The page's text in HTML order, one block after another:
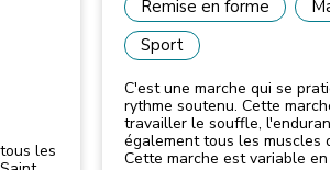
Remise en forme
Sport
C'est une marche qui se
rythme soutenu. Cette
travailler le souffle,
également tous les muscles
Cette marche est variable